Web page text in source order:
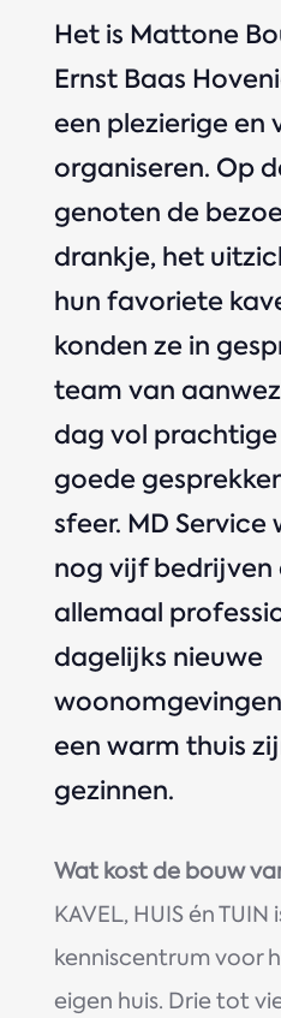
Het is Mattone
Ernst Baas
een plezierige en
organiseren. Op
genoten de
drankje, het
hun favoriete
konden ze in
team van
dag vol prachtige
goede
sfeer. MD
nog vijf bedrijven
allemaal
dagelijks nieuwe
een warm thuis
gezinnen.
Wat kost de bouw
KAVEL, HUIS én
kenniscentrum voor
eigen huis. Drie tot